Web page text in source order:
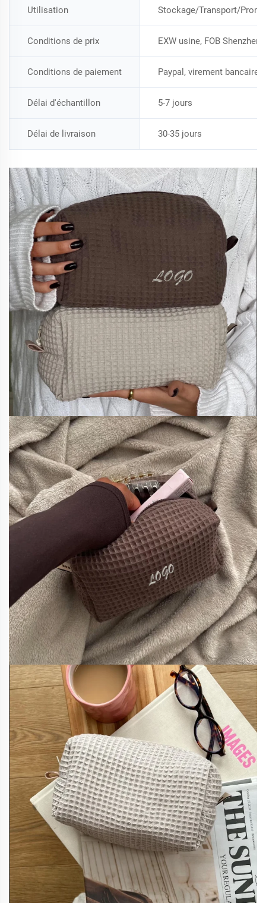
Utilisation Stockage/Transport/
Conditions de prix EXW usine, FOB Shenzhen,
Conditions de paiement Paypal, virement bancaire,
Délai d'échantillon 5-7 jours
Délai de livraison 30-35 jours